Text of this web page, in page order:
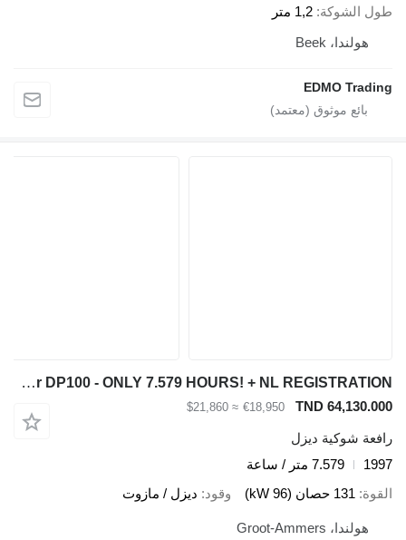
طول الشوكة 1,2 متر
هولندا، Beek
EDMO Trading
Caterpillar DP100 - ONLY 7.579 HOURS! + NL REGISTRATION!
TND 64,130.000
€18,950
≈ $21,860
رافعة شوكية ديزل
1997
7.579 متر / ساعة
القوة 131 حصان (96 kW) وقود ديزل / مازوت
هولندا، Groot-Ammers